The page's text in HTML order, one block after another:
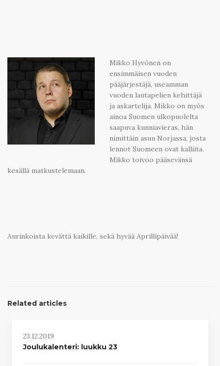
Mikko Hyvönen on
ensimmäisen vuoden
pääjärjestäjä, useamman
vuoden lautapelien kehittäjä
ja askartelija. Mikko on myös
ainoa Suomen ulkopuolelta
saapuva kunniavieras, hän
nimittäin asuu Norjassa, josta
lennot Suomeen ovat kalliita.
Mikko toivoo pääsevänsä
kesällä matkustelemaan.
Aurinkoista kevättä kaikille, sekä hyvää Aprillipäivää!
Related articles
23.12.2019
Joulukalenteri: luukku 23